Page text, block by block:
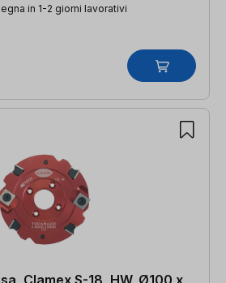
in 1-2 giorni lavorativi
Clamex S-18, HW, Ø100 x